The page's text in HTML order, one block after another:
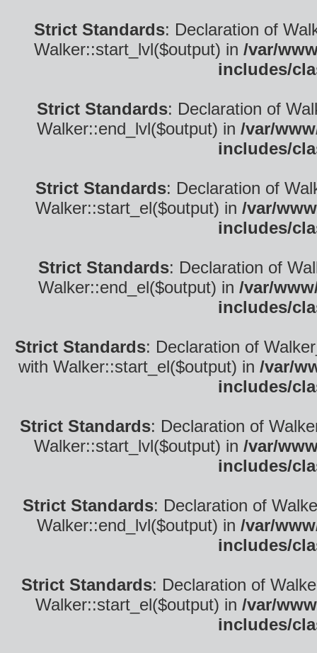
Strict Standards: Declaration of
Walker::start_lvl($output) in /var/
includes/
Strict Standards: Declaration of
Walker::end_lvl($output) in /var/
includes/
Strict Standards: Declaration of
Walker::start_el($output) in /var/
includes/
Strict Standards: Declaration of
Walker::end_el($output) in /var/
includes/
Strict Standards: Declaration of
with Walker::start_el($output) in /var/
includes/
Strict Standards: Declaration of
Walker::start_lvl($output) in /var/
includes/
Strict Standards: Declaration of
Walker::end_lvl($output) in /var/
includes/
Strict Standards: Declaration of
Walker::start_el($output) in /var/
includes/